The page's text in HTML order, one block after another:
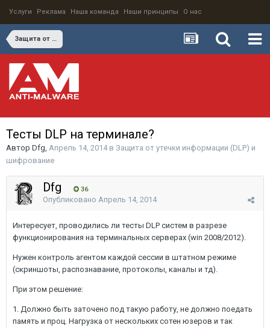
Услуги Реклама Наша команда Наши принципы О нас
Защита от утечки информации (DLP) и шифрование
Тесты DLP на терминале?
Автор Dfg, Апрель 14, 2014в Защита от утечки информации (DLP) и
шифрование
Dfg 36
Опубликовано Апрель 14, 2014
Интересует, проводились ли тесты DLP систем в разрезе
функционирования на терминальных серверах (win 2008/2012).
Нужен контроль агентом каждой сессии в штатном режиме
(скриншоты, распознавание, протоколы, каналы и тд).
При этом решение:
1. Должно быть заточено под такую работу, не должно поедать
память и проц. Нагрузка от нескольких сотен юзеров и так